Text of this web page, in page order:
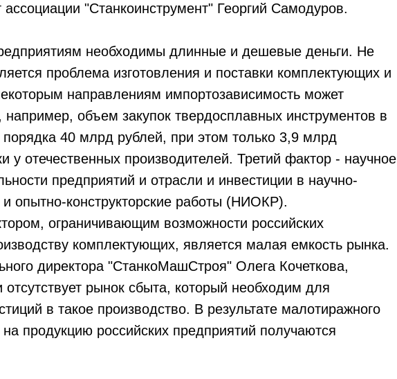
"Станкоинструмент" Георгий Самодуров.
необходимы длинные и дешевые деньги. Не
проблема изготовления и поставки комплектующих и
направлениям импортозависимость может
например, объем закупок твердосплавных инструментов в
порядка 40 млрд рублей, при этом только 3,9 млрд
у отечественных производителей. Третий фактор - научное
предприятий и отрасли и инвестиции в научно-
и опытно-конструкторские работы (НИОКР).
ограничивающим возможности российских
комплектующих, является малая емкость рынка.
директора "СтанкоМашСтроя" Олега Кочеткова,
отсутствует рынок сбыта, который необходим для
в такое производство. В результате малотиражного
продукцию российских предприятий получаются